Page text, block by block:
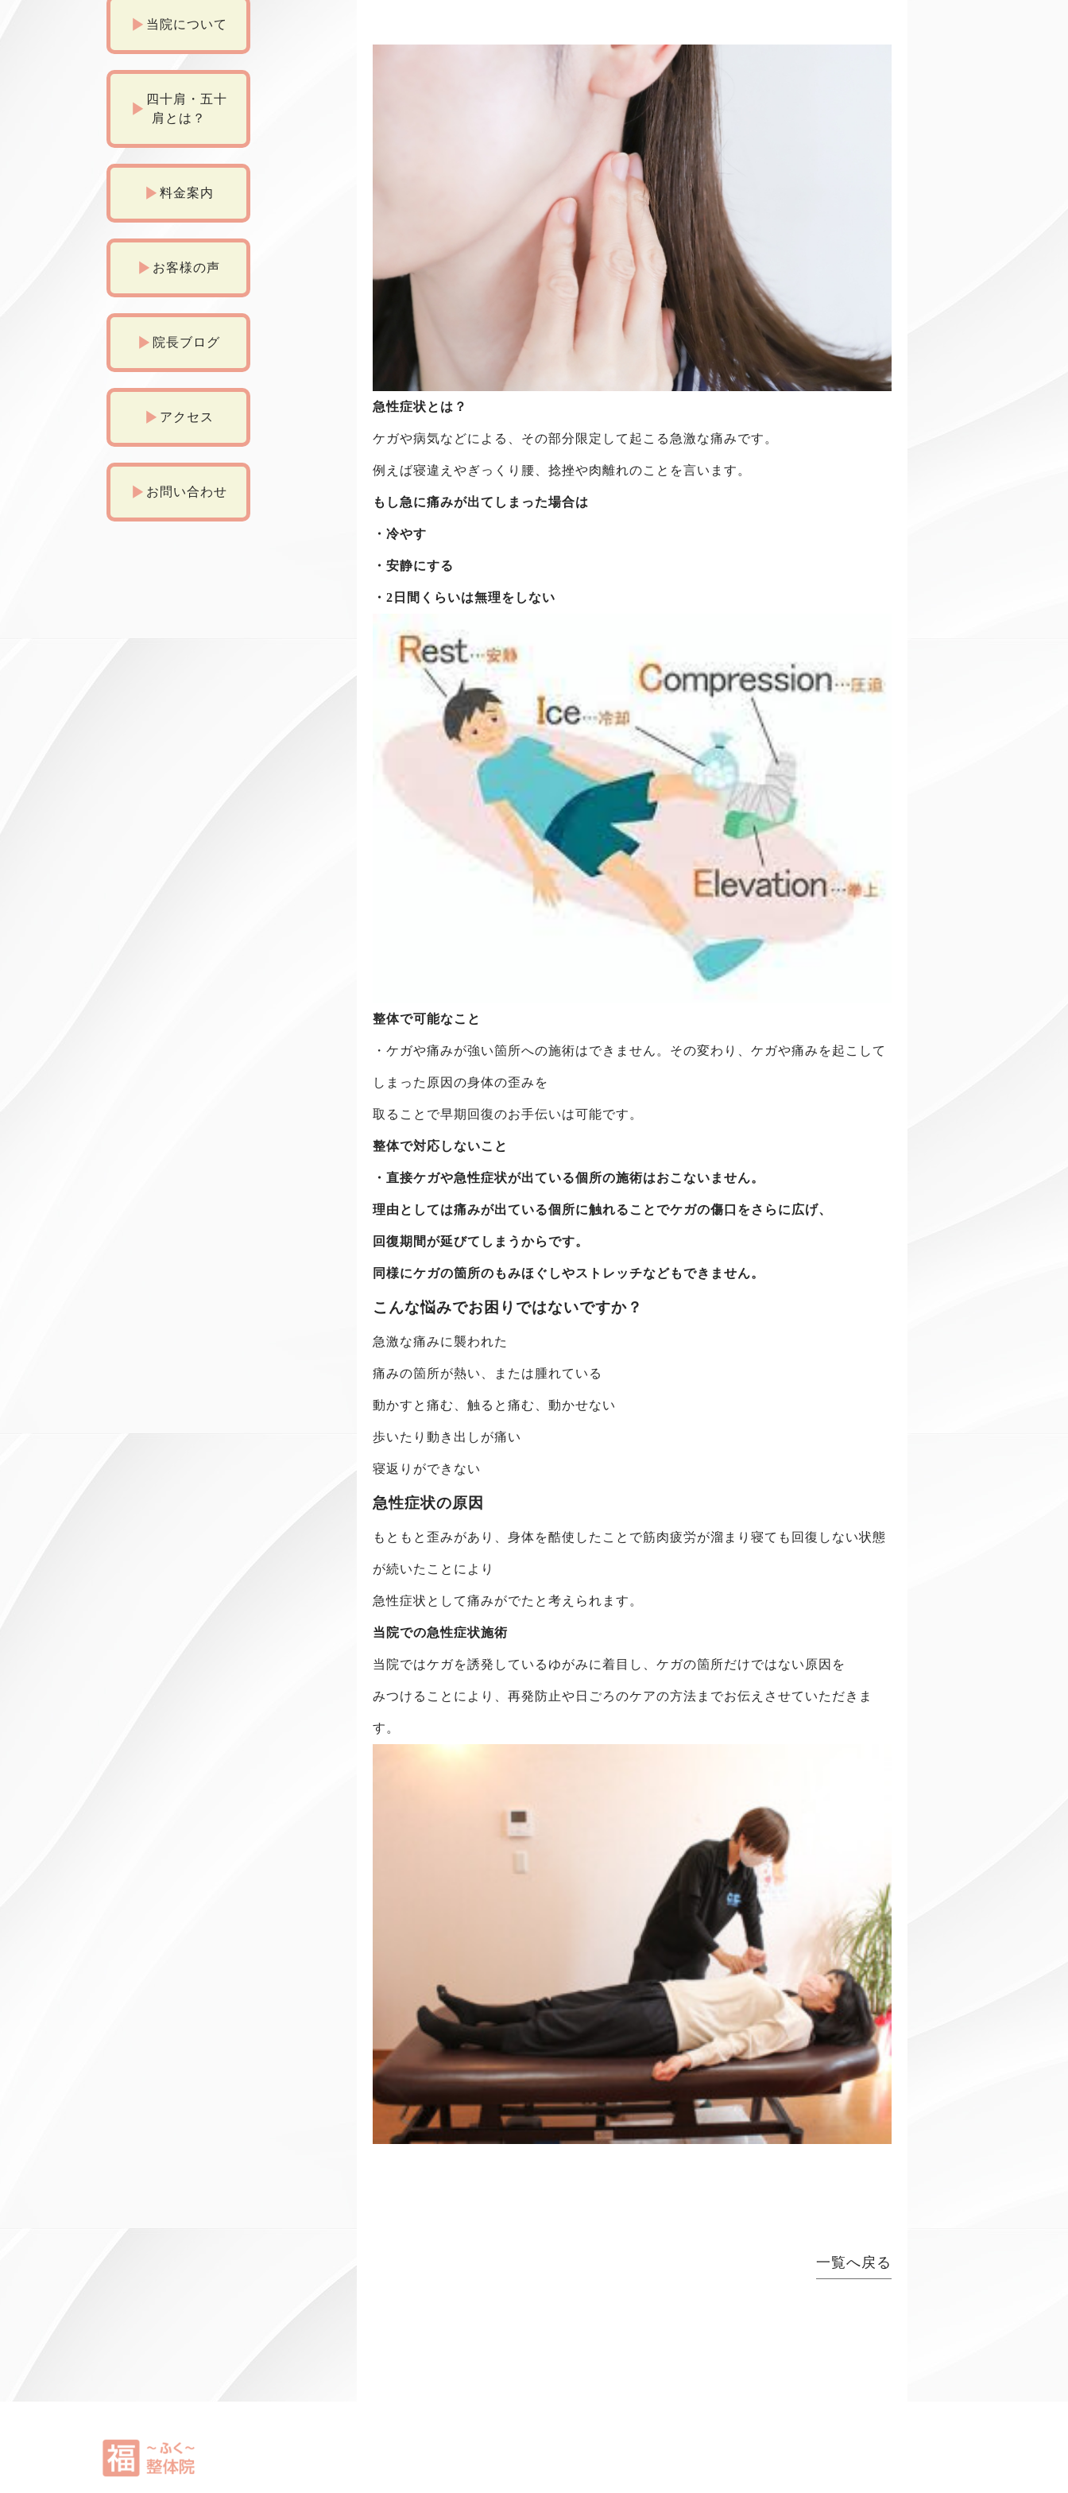
急性症状とは？
ケガや病気などによる、その部分限定して起こる急激な痛みです。
例えば寝違えやぎっくり腰、捻挫や肉離れのことを言います。
もし急に痛みが出てしまった場合は
・冷やす
・安静にする
・2日間くらいは無理をしない
整体で可能なこと
・ケガや痛みが強い箇所への施術はできません。その変わり、ケガや痛みを起こして
しまった原因の身体の歪みを
取ることで早期回復のお手伝いは可能です。
整体で対応しないこと
・直接ケガや急性症状が出ている個所の施術はおこないません。
理由としては痛みが出ている個所に触れることでケガの傷口をさらに広げ、
回復期間が延びてしまうからです。
同様にケガの箇所のもみほぐしやストレッチなどもできません。
こんな悩みでお困りではないですか？
急激な痛みに襲われた
痛みの箇所が熱い、または腫れている
動かすと痛む、触ると痛む、動かせない
歩いたり動き出しが痛い
寝返りができない
急性症状の原因
もともと歪みがあり、身体を酷使したことで筋肉疲労が溜まり寝ても回復しない状態
が続いたことにより
急性症状として痛みがでたと考えられます。
当院での急性症状施術
当院ではケガを誘発しているゆがみに着目し、ケガの箇所だけではない原因を
みつけることにより、再発防止や日ごろのケアの方法までお伝えさせていただきま
す。
一覧へ戻る
当院について
四十肩・五十
肩とは？
料金案内
お客様の声
院長ブログ
アクセス
お問い合わせ
院長ブログ